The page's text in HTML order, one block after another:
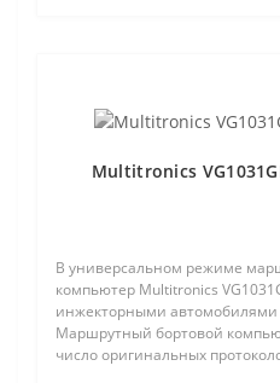
Multitronics
В универсальном режиме
компьютер Multitronics
инжекторными
Маршрутный бортовой
число оригинальных